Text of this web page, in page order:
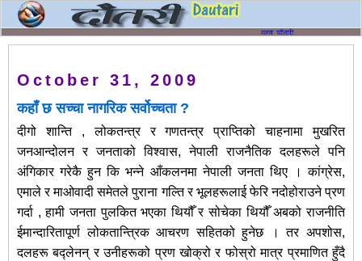
October 31, 2009
कहाँ छ सच्चा नागरिक सर्वोच्चता ?
दीगो शान्ति , लोकतन्त्र र गणतन्त्र प्राप्तिको चाहनामा मुखरित
जनआन्दोलन र जनताको विश्वास, नेपाली राजनैतिक दलहरूले पनि
अंगिकार गरेकै हुन कि भन्ने आँकलनमा नेपाली जनता थिए । कांग्रेस,
एमाले र माओवादी समेतले पुराना गल्ति र भूलहरूलाई फेरि नदोहोराउने प्रण
गर्दा , हामी जनता पुलकित भएका थियौँ र सोचेका थियौँ अबको राजनीति
ईमान्दारितापूर्ण लोकतान्त्रिक आचरण सहितको हुनेछ । तर अपशोस,
दलहरू बद्लेनन् र उनीहरूको प्रण खोक्रो र फोस्रो मात्र प्रमाणित हुँदै